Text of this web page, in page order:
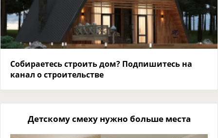
Собираетесь строить дом? Подпишитесь на
канал о строительстве
Детскому смеху нужно больше места